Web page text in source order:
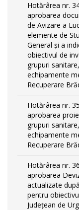
Hotărârea nr.
aprobarea
de Avizare a
elemente de
General și a
obiectivul de
grupuri
echipamente
Recuperare
Hotărârea nr.
aprobarea
grupuri
echipamente
Recuperare
Hotărârea nr.
aprobarea
actualizate
pentru
Județean de